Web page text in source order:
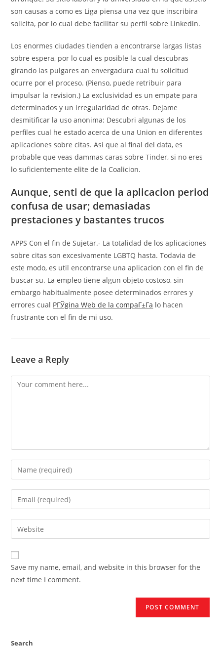
son causas a como es Liga piensa una vez que inscribira
solicita, por lo cual debe facilitar su perfil sobre Linkedin.
Los enormes ciudades tienden a encontrarse largas listas
sobre espera, por lo cual es posible la cual descubras
girando las pulgares an envergadura cual tu solicitud
ocurre por el proceso. (Pienso, puede retribuir para
impulsar la revision.) La exclusividad es un empate para
determinados y un irregularidad de otras. Dejame
desmitificar la uso anonima: Descubri­ algunas de los
perfiles cual he estado acerca de una Union en diferentes
aplicaciones sobre citas. Asi que al final del data, es
probable que veas dammas caras sobre Tinder, si no eres
lo suficientemente elite de la Coalicion.
Aunque, senti de que la aplicacion period
confusa de usar; demasiadas
prestaciones y bastantes trucos
APPS Con el fin de Sujetar.- La totalidad de los aplicaciones
sobre citas son excesivamente LGBTQ hasta. Todavia de
este modo, es util encontrarse una aplicacion con el fin de
buscar su. La empleo tiene algun objeto costoso, sin
embargo habitualmente posee determinados errores y
errores cual PГЎgina Web de la compaГ±Г­a lo hacen
frustrante con el fin de mi uso.
Leave a Reply
Comment
Enter
your
name
comment
Enter
your
email
address
comment
Enter
your
website
URL
(optional)
Save my name, email, and website in this browser for the
next time I comment.
Search